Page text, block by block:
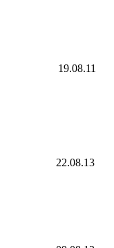
19.08.11
22.08.13